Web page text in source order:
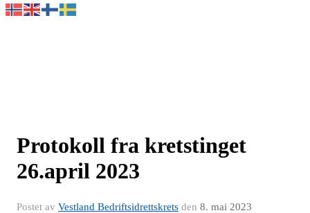
Protokoll fra kretstinget
26.april 2023
Postet av Vestland Bedriftsidrettskrets den 8. mai 2023